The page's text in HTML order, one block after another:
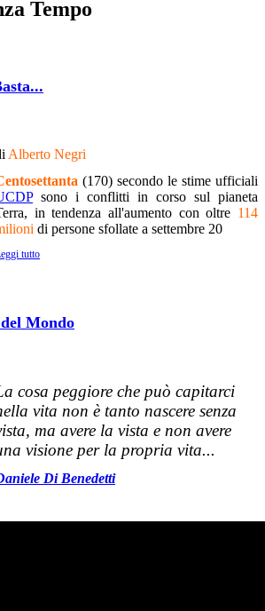
Tempo
Alberto Negri
(170) secondo le stime ufficiali
sono i conflitti in corso sul pianeta
in tendenza all'aumento con oltre 114
di persone sfollate a settembre 20
tutto
Mondo
cosa peggiore che può capitarci
vita non è tanto nascere senza
ma avere la vista e non avere
visione per la propria vita...
Di Benedetti